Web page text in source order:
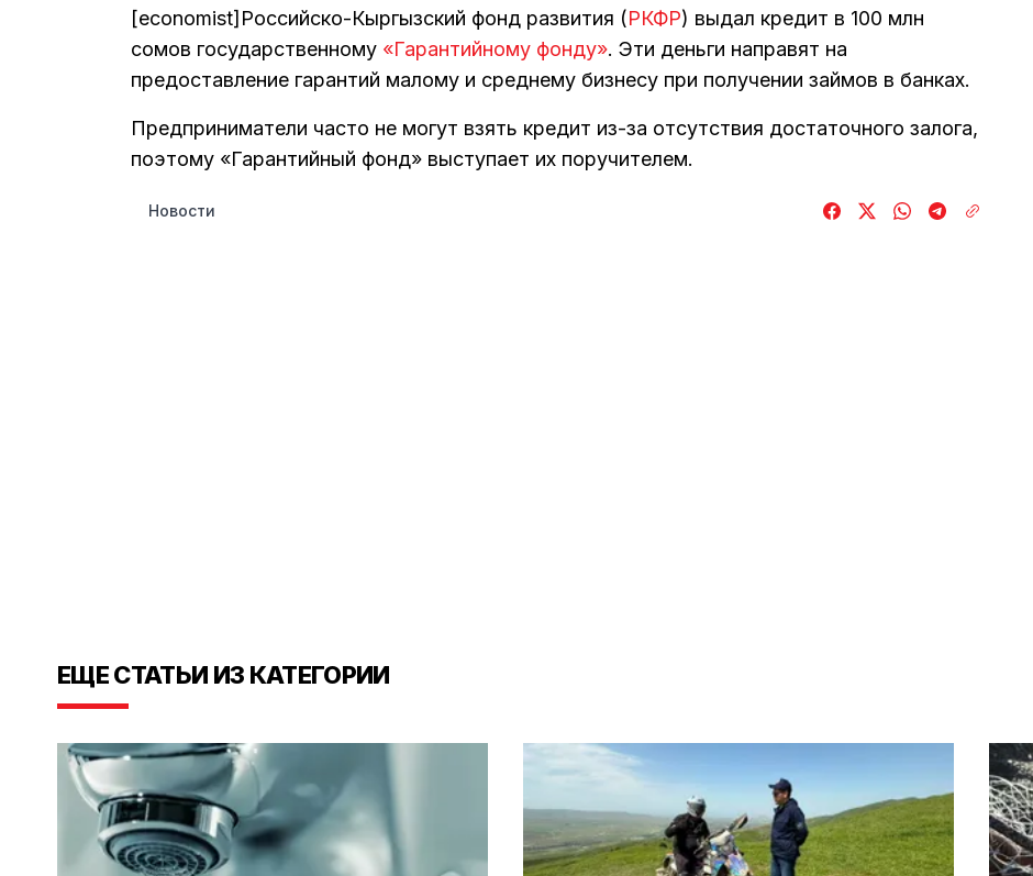
[economist]Российско-Кыргызский фонд развития (РКФР) выдал кредит в 100 млн
сомов государственному «Гарантийному фонду». Эти деньги направят на
предоставление гарантий малому и среднему бизнесу при получении займов в банках.
Предприниматели часто не могут взять кредит из-за отсутствия достаточного залога,
поэтому «Гарантийный фонд» выступает их поручителем.
Новости
ЕЩЕ СТАТЬИ ИЗ КАТЕГОРИИ